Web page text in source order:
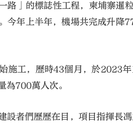
路」的標誌性工程，柬埔寨暹
今年上半年，機場共完成升降
施工，歷時43個月，於2023
為700萬人次。
設者們歷歷在目，項目指揮長